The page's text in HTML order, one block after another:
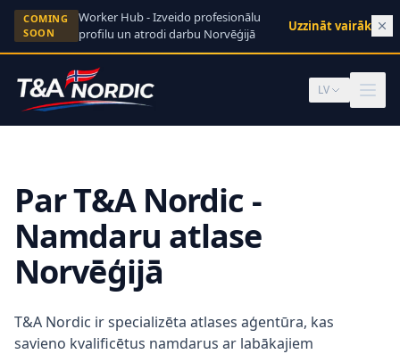
Skip to content
COMING
SOON
Worker Hub - Izveido profesionālu
profilu un atrodi darbu Norvēģijā
Uzzināt vairāk →
LV
Par T&A Nordic -
Namdaru atlase
Norvēģijā
T&A Nordic ir specializēta atlases aģentūra, kas
savieno kvalificētus namdarus ar labākajiem